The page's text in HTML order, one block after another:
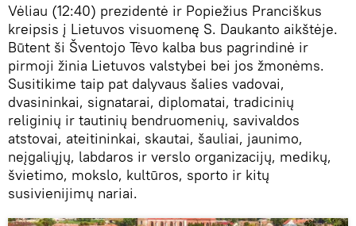
Vėliau (12:40) prezidentė ir Popiežius Pranciškus
kreipsis į Lietuvos visuomenę S. Daukanto aikštėje.
Būtent ši Šventojo Tėvo kalba bus pagrindinė ir
pirmoji žinia Lietuvos valstybei bei jos žmonėms.
Susitikime taip pat dalyvaus šalies vadovai,
dvasininkai, signatarai, diplomatai, tradicinių
religinių ir tautinių bendruomenių, savivaldos
atstovai, ateitininkai, skautai, šauliai, jaunimo,
neįgaliųjų, labdaros ir verslo organizacijų, medikų,
švietimo, mokslo, kultūros, sporto ir kitų
susivienijimų nariai.